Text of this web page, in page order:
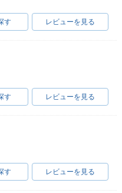
す レビューを見る
す レビューを見る
す レビューを見る